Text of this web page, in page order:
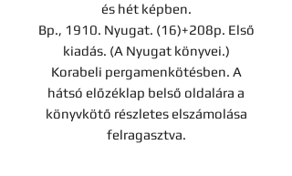
és hét képben.
Bp., 1910. Nyugat. (16)+208p. Első
kiadás. (A Nyugat könyvei.)
Korabeli pergamenkötésben. A
hátsó előzéklap belső oldalára a
könyvkötő részletes elszámolása
felragasztva.